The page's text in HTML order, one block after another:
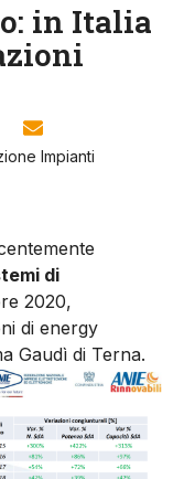
in Italia
Impianti
di
2020,
di energy
Gaudì di Terna.